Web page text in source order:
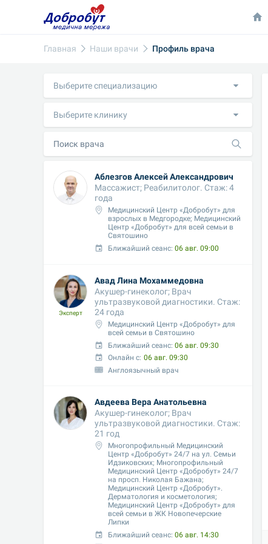
Главная Наши врачи Профиль врача
Выберите специализацию
Выберите клинику
Аблезгов Алексей Александрович
Массажист; Реабилитолог. Стаж: 4
года
Медицинский Центр «Добробут» для
взрослых в Медгородке; Медицинский
Центр «Добробут» для всей семьи в
Святошино
Ближайший сеанс: 06 авг. 09:00
Эксперт
Авад Лина Мохаммедовна
Акушер-гинеколог; Врач
ультразвуковой диагностики. Стаж:
24 года
Медицинский Центр «Добробут» для
всей семьи в Святошино
Ближайший сеанс: 06 авг. 09:30
Онлайн с: 06 авг. 09:30
Англоязычный врач
Авдеева Вера Анатольевна
Акушер-гинеколог; Врач
ультразвуковой диагностики. Стаж:
21 год
Многопрофильный Медицинский
Центр «Добробут» 24/7 на ул. Семьи
Идзиковских; Многопрофильный
Медицинский Центр «Добробут» 24/7
на просп. Николая Бажана;
Медицинский Центр «Добробут».
Дерматология и косметология;
Медицинский Центр «Добробут» для
всей семьи в ЖК Новопечерские
Липки
Ближайший сеанс: 06 авг. 14:30